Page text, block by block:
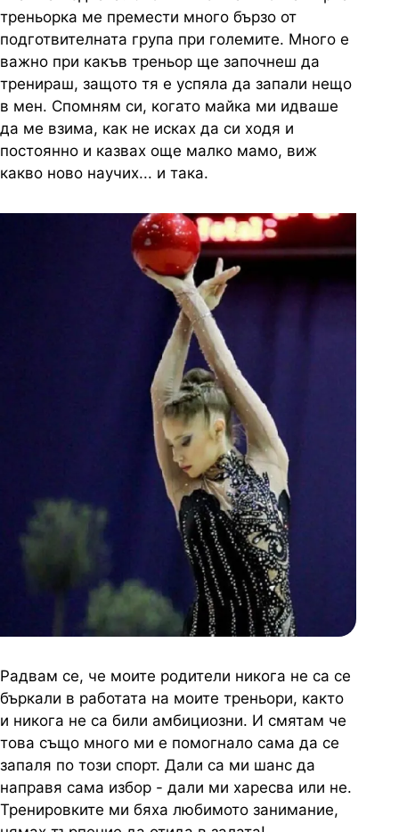
треньорка ме премести много бързо от
подготвителната група при големите. Много е
важно при какъв треньор ще започнеш да
тренираш, защото тя е успяла да запали нещо
в мен. Спомням си, когато майка ми идваше
да ме взима, как не исках да си ходя и
постоянно и казвах още малко мамо, виж
какво ново научих... и така.
Радвам се, че моите родители никога не са се
бъркали в работата на моите треньори, както
и никога не са били амбициозни. И смятам че
това също много ми е помогнало сама да се
запаля по този спорт. Дали са ми шанс да
направя сама избор - дали ми харесва или не.
Тренировките ми бяха любимото занимание,